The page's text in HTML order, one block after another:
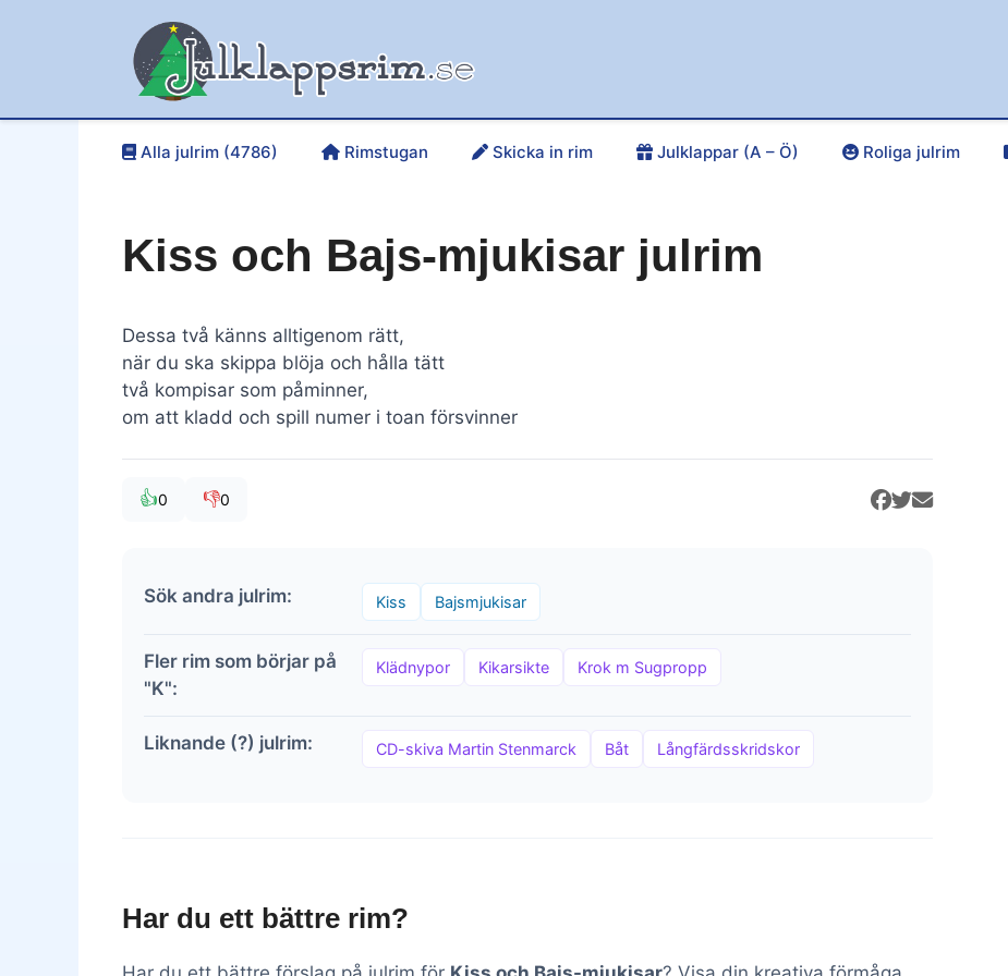
Alla julrim (4786) Rimstugan Skicka in rim Julklappar (A – Ö) Roliga julrim
Kiss och Bajs-mjukisar julrim
Dessa två känns alltigenom rätt,
när du ska skippa blöja och hålla tätt
två kompisar som påminner,
om att kladd och spill numer i toan försvinner
👍0 👎0
Sök andra julrim: Kiss Bajsmjukisar
Fler rim som börjar på
"K":
Klädnypor Kikarsikte Krok m Sugpropp
Liknande (?) julrim: CD-skiva Martin Stenmarck Båt Långfärdsskridskor
Har du ett bättre rim?